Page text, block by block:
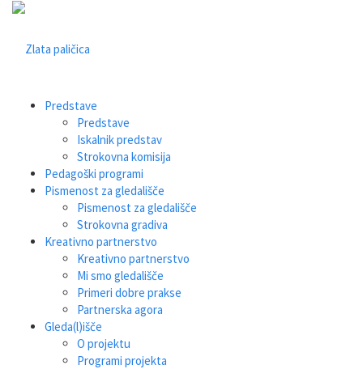
Predstave
Predstave
Iskalnik predstav
Strokovna komisija
Pedagoški programi
Pismenost za gledališče
Pismenost za gledališče
Strokovna gradiva
Kreativno partnerstvo
Kreativno partnerstvo
Mi smo gledališče
Primeri dobre prakse
Partnerska agora
Gleda(l)išče
O projektu
Programi projekta